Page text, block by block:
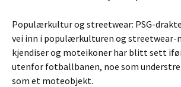
Populærkultur og streetwear: PSG-
vei inn i populærkulturen og streetwear-
kjendiser og moteikoner har blitt sett
utenfor fotballbanen, noe som
som et moteobjekt.